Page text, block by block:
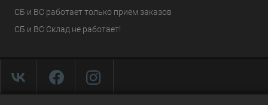
СБ и ВС работает только прием заказов
СБ и ВС Склад не работает!